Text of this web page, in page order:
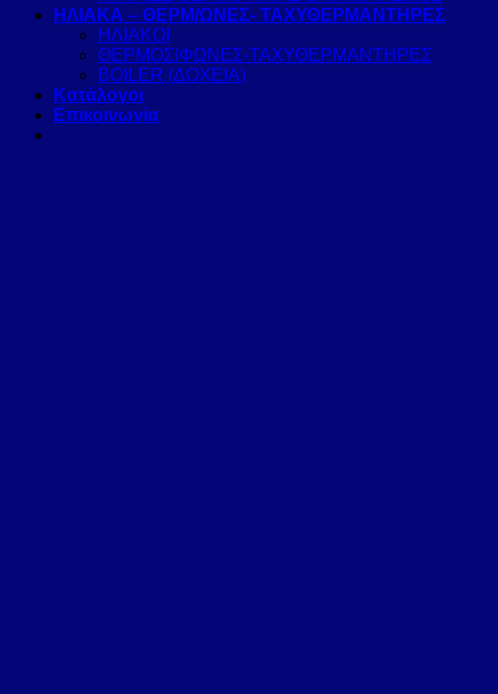
ΗΛΙΑΚΑ – ΘΕΡΜ/ΩΝΕΣ- ΤΑΧΥΘΕΡΜΑΝΤΗΡΕΣ
ΗΛΙΑΚΟΙ
ΘΕΡΜΟΣΙΦΩΝΕΣ-ΤΑΧΥΘΕΡΜΑΝΤΗΡΕΣ
BOILER (ΔΟΧΕΙΑ)
Κατάλογοι
Επικοινωνία